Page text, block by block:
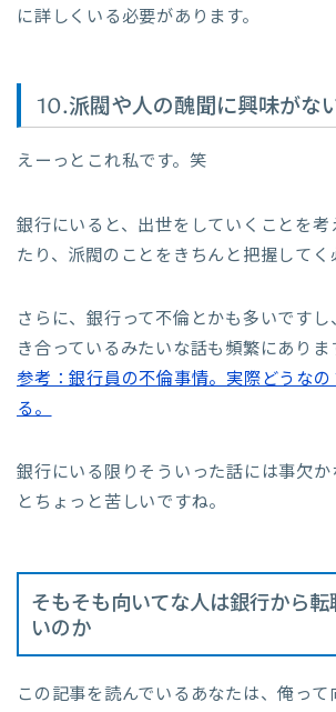
に詳しくいる必要があります。
10.派閥や人の醜聞に興味がな
えーっとこれ私です。笑
銀行にいると、出世をしていくことを考
たり、派閥のことをきちんと把握してく
さらに、銀行って不倫とかも多いです
き合っているみたいな話も頻繁にありま
参考：銀行員の不倫事情。実際どうな
る。
銀行にいる限りそういった話には事欠
とちょっと苦しいですね。
そもそも向いてな人は銀行から
いのか
この記事を読んでいるあなたは、俺っ